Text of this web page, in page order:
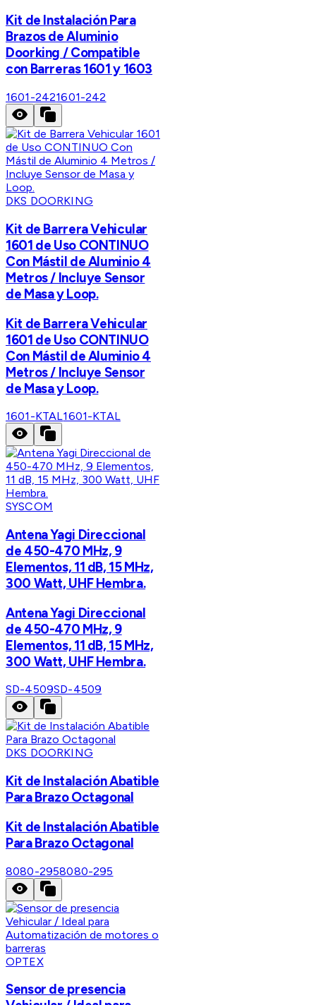
Kit de Instalación Para
Brazos de Aluminio
Doorking / Compatible
con Barreras 1601 y 1603
1601-2421601-242
DKS DOORKING
Kit de Barrera Vehicular
1601 de Uso CONTINUO
Con Mástil de Aluminio 4
Metros / Incluye Sensor
de Masa y Loop.
Kit de Barrera Vehicular
1601 de Uso CONTINUO
Con Mástil de Aluminio 4
Metros / Incluye Sensor
de Masa y Loop.
1601-KTAL1601-KTAL
SYSCOM
Antena Yagi Direccional
de 450-470 MHz, 9
Elementos, 11 dB, 15 MHz,
300 Watt, UHF Hembra.
Antena Yagi Direccional
de 450-470 MHz, 9
Elementos, 11 dB, 15 MHz,
300 Watt, UHF Hembra.
SD-4509SD-4509
DKS DOORKING
Kit de Instalación Abatible
Para Brazo Octagonal
Kit de Instalación Abatible
Para Brazo Octagonal
8080-2958080-295
OPTEX
Sensor de presencia